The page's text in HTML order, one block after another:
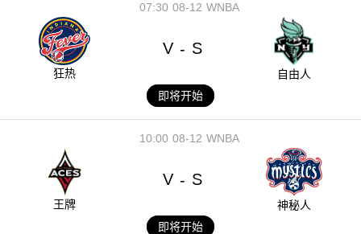
08-12
07:30 WNBA
狂热
V - S
自由人
即将开始
08-12
10:00 WNBA
王牌
V - S
神秘人
即将开始